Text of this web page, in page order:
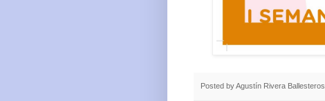
Posted byAgustín Rivera Ballesteros